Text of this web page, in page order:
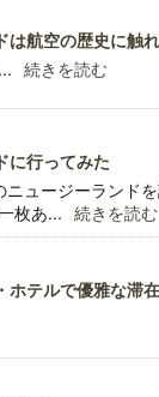
航空の歴史に触
続きを読む
に行ってみた
ニュージーラン
枚あ... 続きを読む
ホテルで優雅な滞